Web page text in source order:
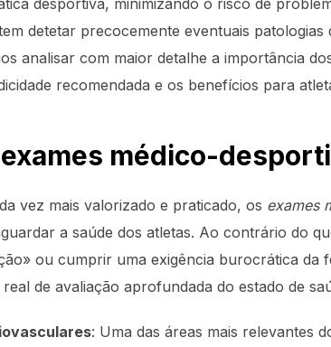
desportiva, minimizando o risco de
detetar precocemente eventuais
analisar com maior detalhe a importância
recomendada e os benefícios para
médico-
vez mais valorizado e praticado, os exames
a saúde dos atletas. Ao contrário do
ou cumprir uma exigência burocrática da
de avaliação aprofundada do estado de
: Uma das áreas mais relevantes